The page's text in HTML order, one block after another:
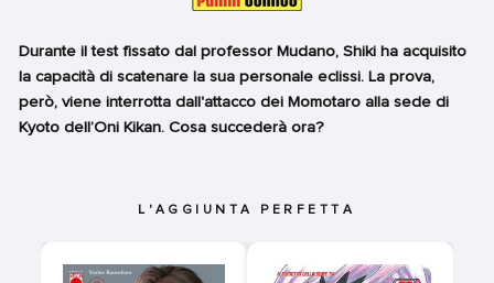
Durante il test fissato dal professor Mudano, Shiki ha acquisito
la capacità di scatenare la sua personale eclissi. La prova,
però, viene interrotta dall'attacco dei Momotaro alla sede di
Kyoto dell’Oni Kikan. Cosa succederà ora?
L'AGGIUNTA PERFETTA